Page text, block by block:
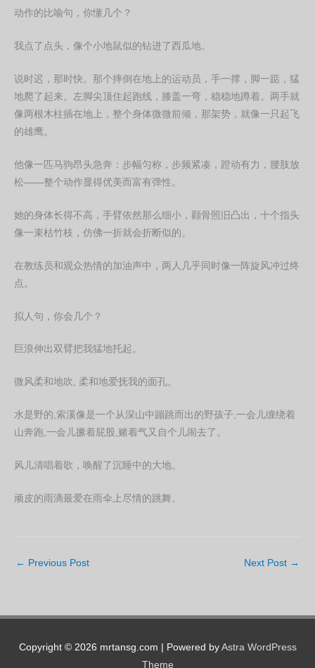
动作的比喻句，你懂几个？
我点了点头，像个小地鼠似的钻进了西瓜地。
说时迟，那时快。那个摔倒在地上的运动员，手一撑，脚一踮，猛
地爬了起来。左脚尖顶住起跑线，膝盖一弯，稳稳地蹲着。两手就
像两根木柱插在地上，整个身体微微前倾，那架势，就像一只起飞
的雄鹰。
他像一匹马驹昂头急奔：步幅匀称，步频紧凑，蹬动有力，腰肢放
松——整个动作显得优美而富有弹性。
她的身体长得不高，手臂依然那么细小，颧骨照旧凸出，十个指头
像一束枯竹枝，仿佛一折就会折断似的。
在教练员和观众热情的加油声中，两人几乎同时像一阵旋风冲过终
点。
拟人句，你会几个？
巨浪伸出双臂把我猛地托起。
微风柔和地吹, 柔和地爱抚我的面孔。
水是野的,索溪像是一个从深山中蹦跳而出的野孩子,一会儿缠绕着
山奔跑,一会儿撅着屁股,赌着气又自个儿闹去了。
风儿清唱着歌，唤醒了沉睡中的大地。
顽皮的雨滴最爱在雨伞上尽情的跳舞。
← Previous Post Next Post →
Copyright © 2026 mrtansg.com | Powered by Astra WordPress
Theme